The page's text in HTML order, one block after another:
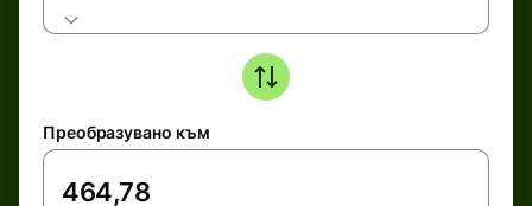
Преобразувано към